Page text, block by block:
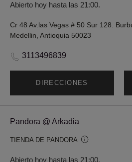
Abierto hoy hasta las 21:00.
Medellin, Antioquia 50023
3113496839
DIRECCIONES
Pandora @ Arkadia
TIENDA DE PANDORA
Abierto hoy hasta las 21:00.